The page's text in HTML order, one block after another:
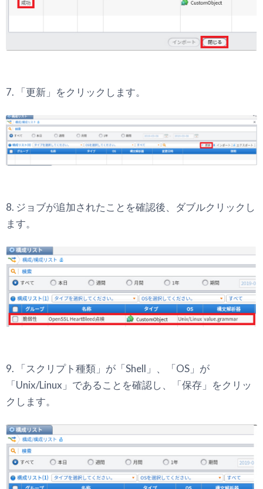
7. 「更新」をクリックします。
8. ジョブが追加されたことを確認後、ダブルクリックし
ます。
9. 「スクリプト種類」が「Shell」、「OS」が
「Unix/Linux」であることを確認し、「保存」をクリッ
クします。